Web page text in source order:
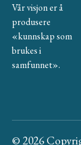
Vår visjon er å
produsere
«kunnskap som
brukes i
samfunnet».
© 2026